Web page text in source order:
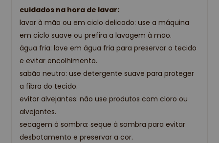
cuidados na hora de lavar:
lavar à mão ou em ciclo delicado: use a máquina
em ciclo suave ou prefira a lavagem à mão.
água fria: lave em água fria para preservar o tecido
e evitar encolhimento.
sabão neutro: use detergente suave para proteger
a fibra do tecido.
evitar alvejantes: não use produtos com cloro ou
alvejantes.
secagem à sombra: seque à sombra para evitar
desbotamento e preservar a cor.